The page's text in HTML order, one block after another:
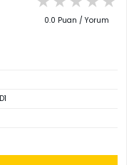
0.0 Puan / Yorum